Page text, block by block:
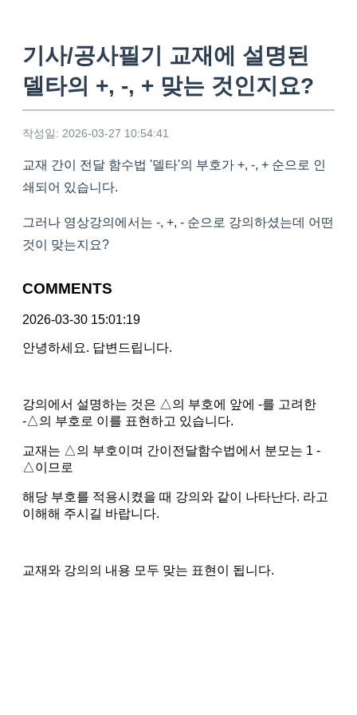
기사/공사필기 교재에 설명된
델타의 +, -, + 맞는 것인지요?
작성일: 2026-03-27 10:54:41
교재 간이 전달 함수법 '델타'의 부호가 +, -, + 순으로 인
쇄되어 있습니다.
그러나 영상강의에서는 -, +, - 순으로 강의하셨는데 어떤
것이 맞는지요?
COMMENTS
2026-03-30 15:01:19
안녕하세요. 답변드립니다.
강의에서 설명하는 것은 △의 부호에 앞에 -를 고려한
-△의 부호로 이를 표현하고 있습니다.
교재는 △의 부호이며 간이전달함수법에서 분모는 1 -
△이므로
해당 부호를 적용시켰을 때 강의와 같이 나타난다. 라고
이해해 주시길 바랍니다.
교재와 강의의 내용 모두 맞는 표현이 됩니다.